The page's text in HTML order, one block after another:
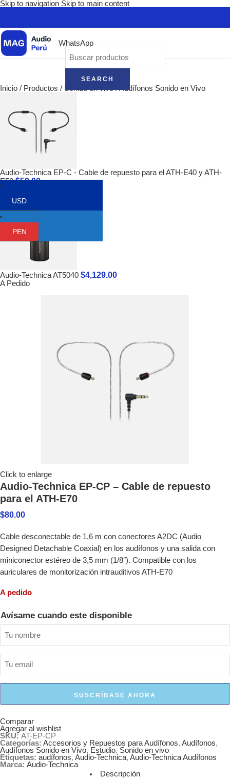
Skip to navigation Skip to main content
WhatsApp
SEARCH
Inicio / Productos / Sonido en vivo/Audífonos Sonido en Vivo
Audio-Technica EP-C - Cable de repuesto para el ATH-E40 y ATH-
E50$59.00
Volver a los productos
Audio-Technica AT5040 $4,129.00
A Pedido
Click to enlarge
Audio-Technica EP-CP – Cable de repuesto
para el ATH-E70
$80.00
Cable desconectable de 1,6 m con conectores A2DC (Audio
Designed Detachable Coaxial) en los audífonos y una salida con
miniconector estéreo de 3,5 mm (1/8″). Compatible con los
auriculares de monitorización intrauditivos ATH-E70
A pedido
Avísame cuando este disponible
SUSCRÍBASE AHORA
Comparar
Agregar al wishlist
SKU: AT-EP-CP
Categorías: Accesorios y Repuestos para Audífonos, Audífonos,
Audífonos Sonido en Vivo, Estudio, Sonido en vivo
Etiquetas: audífonos, Audio-Technica, Audio-Technica Audífonos
Marca: Audio-Technica
Descripción
USD
PEN